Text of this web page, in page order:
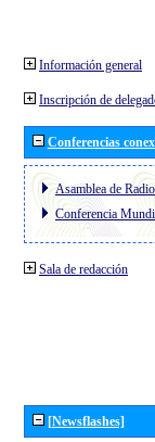
Información general
Inscripción de
Conferencias
Asamblea de
Conferencia
Sala de redacción
[Newsflashes]